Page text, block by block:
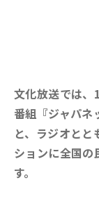
文化放送では、
番組『ジャパ
と、ラジオとと
ションに全国の
す。